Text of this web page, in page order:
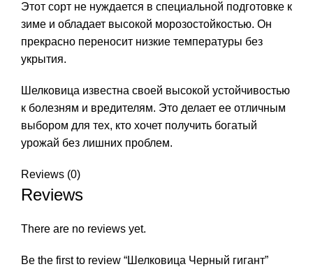
Этот сорт не нуждается в специальной подготовке к
зиме и обладает высокой морозостойкостью. Он
прекрасно переносит низкие температуры без
укрытия.
Шелковица известна своей высокой устойчивостью
к болезням и вредителям. Это делает ее отличным
выбором для тех, кто хочет получить богатый
урожай без лишних проблем.
Reviews (0)
Reviews
There are no reviews yet.
Be the first to review “Шелковица Черный гигант”